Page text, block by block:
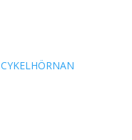
CYKELHÖRNAN